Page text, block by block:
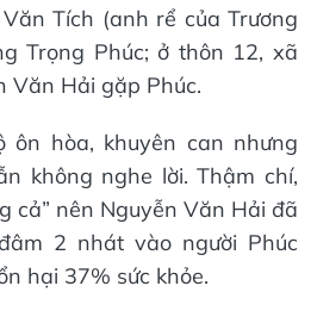
Tích (anh rể của Trương
Trọng Phúc; ở thôn 12, xã
Văn Hải gặp Phúc.
ôn hòa, khuyên can nhưng
không nghe lời. Thậm chí,
cả” nên Nguyễn Văn Hải đã
2 nhát vào người Phúc
hại 37% sức khỏe.